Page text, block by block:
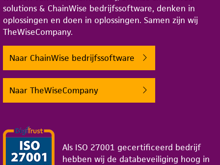
solutions & ChainWise bedrijfssoftware, denken in
oplossingen en doen in oplossingen. Samen zijn wij
TheWiseCompany.
Naar ChainWise bedrijfssoftware
Naar TheWiseCompany
Als ISO 27001 gecertificeerd bedrijf
hebben wij de databeveiliging hoog in